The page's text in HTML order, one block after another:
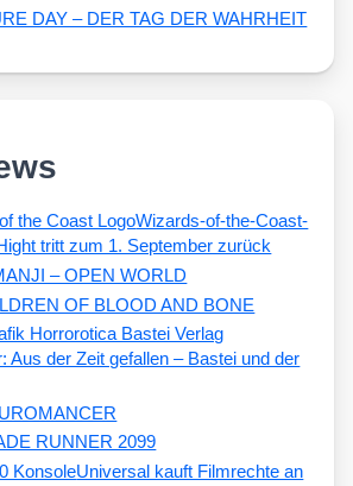
DAY – DER TAG DER WAHRHEIT
Wizards-of-the-Coast-
tritt zum 1. September zurück
– OPEN WORLD
OF BLOOD AND BONE
Aus der Zeit gefallen – Bastei und der
RUNNER 2099
Universal kauft Filmrechte an